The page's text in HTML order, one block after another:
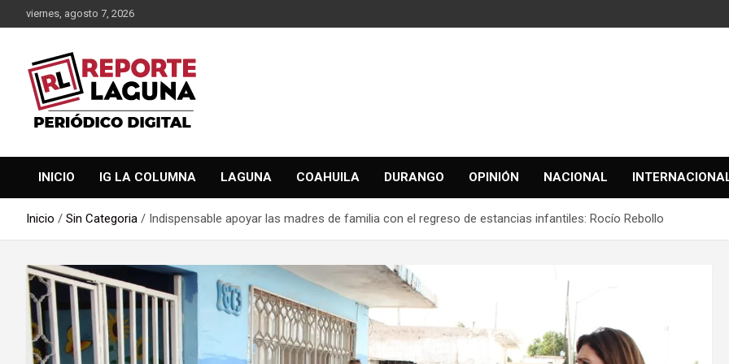
al
viernes, agosto 7, 2026
Reporte Laguna
INICIO IG LA COLUMNA LAGUNA COAHUILA DURANGO OPINIÓN NACIONAL
Inicio Sin Categoria Indispensable apoyar las madres de familia con el regreso de estancias infantiles: Rocío Rebollo